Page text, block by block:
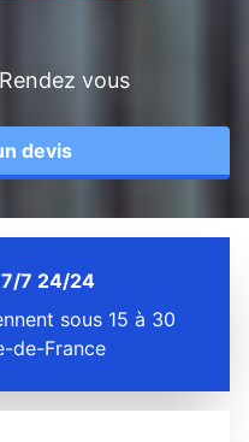
vous
devis
7 24/24
sous 15 à 30
de-France